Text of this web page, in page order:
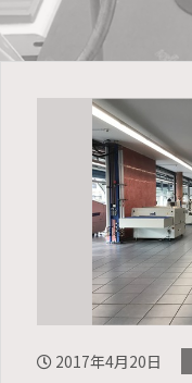
2017年4月20日